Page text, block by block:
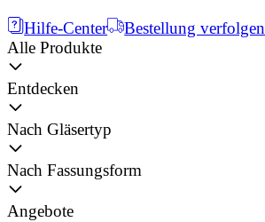
Hilfe-Center
Bestellung verfolgen
Alle Produkte
Entdecken
Nach Gläsertyp
Nach Fassungsform
Angebote